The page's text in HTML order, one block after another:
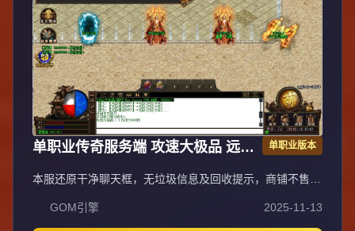
单职业传奇服务端 攻速大极品 远征
版 GOM引擎
单职业版本
本服还原干净聊天框，无垃圾信息及回收提示，商铺不售材
群联系客服完美解答，无论是否消费均用心服务，所有玩家
公平对待。交易安全需通过商铺RMB点交易，提现手续费
GOM引擎 2025-11-13